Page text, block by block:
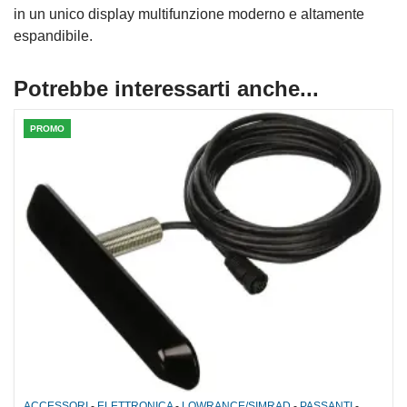
in un unico display multifunzione moderno e altamente
espandibile.
Potrebbe interessarti anche...
PROMO